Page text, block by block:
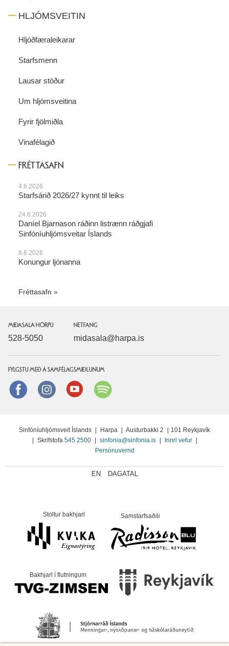
HLJÓMSVEITIN
Hljóðfæraleikarar
Starfsmenn
Lausar stöður
Um hljómsveitina
Fyrir fjölmiðla
Vinafélagið
FRÉTTASAFN
4.6.2026
Starfsárið 2026/27 kynnt til leiks
24.6.2026
Daníel Bjarnason ráðinn listrænn ráðgjafi
Sinfóníuhljómsveitar Íslands
8.6.2026
Konungur ljónanna
Fréttasafn
MIÐASALA HÖRPU
528-5050
NETFANG
midasala@harpa.is
FYLGSTU MEÐ Á SAMFÉLAGSMIÐLUNUM
FacebookinstagramYoutube
Sinfóníuhljómsveit Íslands | Harpa | Austurbakki 2 | 101 Reykjavík
| Skrifstofa 545 2500 | sinfonia@sinfonia.is | Innri vefur |
Persónuvernd
EN DAGATAL
Stoltur bakhjarl Samstarfsaðili
Bakhjarl í flutningum